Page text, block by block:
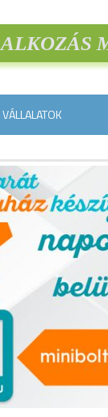
VÁLLALATOK